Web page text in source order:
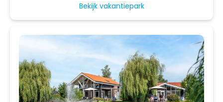
Bekijk vakantiepark